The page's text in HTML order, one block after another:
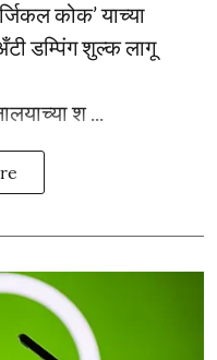
कोक’ याच्या
डम्पिंग शुल्क लागू
श ...